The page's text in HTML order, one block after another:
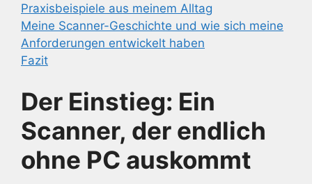
Praxisbeispiele aus meinem Alltag
Meine Scanner-Geschichte und wie sich meine
Anforderungen entwickelt haben
Fazit
Der Einstieg: Ein
Scanner, der endlich
ohne PC auskommt